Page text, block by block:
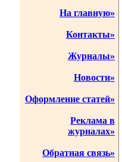
На главную»
Контакты»
Журналы»
Новости»
Оформление статей»
Реклама в
журналах»
Обратная связь»